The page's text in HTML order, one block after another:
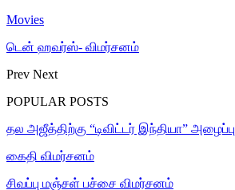
Movies
டென் ஹவர்ஸ்- விமர்சனம்
Prev Next
POPULAR POSTS
தல அஜீத்திற்கு “டிவிட்டர் இந்தியா” அழைப்பு
கைதி விமர்சனம்
சிவப்பு மஞ்சள் பச்சை விமர்சனம்